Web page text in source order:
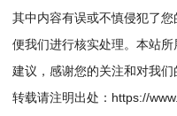
其中内容有误或不慎侵犯了
便我们进行核实处理。本站
建议，感谢您的关注和对我们
转载请注明出处： https://